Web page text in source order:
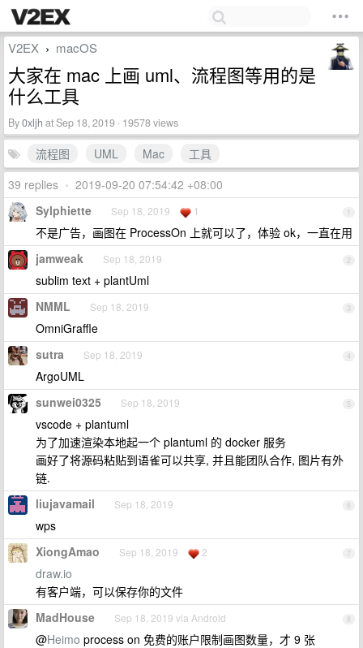
V2EX › macOS
大家在 mac 上画 uml、流程图等用的是
什么工具
By0xljh at Sep 18, 2019 · 19578 views
流程图 UML Mac
工具
39 replies • 2019-09-20 07:54:42 +08:00
1
Sylphiette Sep 18, 2019 1
不是广告，画图在 ProcessOn 上就可以了，体验 ok，一直在用
2
jamweak Sep 18, 2019
sublim text + plantUml
3
NMML Sep 18, 2019
OmniGraffle
4
sutra Sep 18, 2019
ArgoUML
5
sunwei0325 Sep 18, 2019
vscode + plantuml
为了加速渲染本地起一个 plantuml 的 docker 服务
画好了将源码粘贴到语雀可以共享, 并且能团队合作, 图片有外
链.
6
liujavamail Sep 18, 2019
wps
7
XiongAmao Sep 18, 2019 2
draw.io
有客户端，可以保存你的文件
8
MadHouse Sep 18, 2019 via Android
@Heimo process on 免费的账户限制画图数量，才 9 张